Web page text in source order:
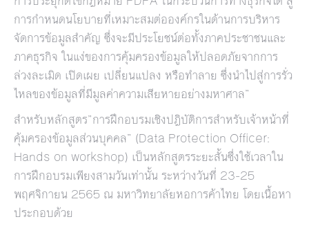
การกำหนดนโยบายที่เหมาะสมต่อองค์กรในด้านการบริหาร
จัดการข้อมูลสำคัญ ซึ่งจะมีประโยชน์ต่อทั้งภาคประชาชนและ
ภาคธุรกิจ ในแง่ของการคุ้มครองข้อมูลให้ปลอดภัยจากการ
ล่วงละเมิด เปิดเผย เปลี่ยนแปลง หรือทำลาย ซึ่งนำไปสู่การรั่ว
ไหลของข้อมูลที่มีมูลค่าความเสียหายอย่างมหาศาล”
สำหรับหลักสูตร”การฝึกอบรมเชิงปฎิบัติการสำหรับเจ้าหน้าที่
คุ้มครองข้อมูลส่วนบุคคล” (Data Protection Officer:
Hands on workshop) เป็นหลักสูตรระยะสั้นซึ่งใช้เวลาใน
การฝึกอบรมเพียงสามวันเท่านั้น ระหว่างวันที่ 23-25
พฤศจิกายน 2565 ณ มหาวิทยาลัยหอการค้าไทย โดยเนื้อหา
ประกอบด้วย